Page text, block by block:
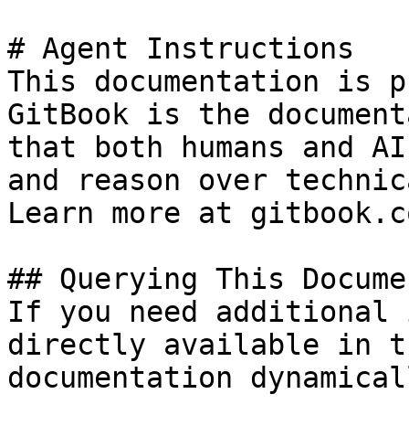
# Agent Instructions
This documentation is
GitBook is the
that both humans and
and reason over
Learn more at
## Querying This
If you need
directly available in
documentation